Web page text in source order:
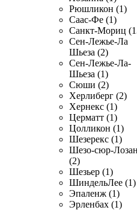
Рюшликон (1)
Саас-Фе (1)
Санкт-Мориц
Сен-Лежье-Ла
Шьеза (2)
Сен-Лежье-Ла-
Шьеза (1)
Сюши (2)
Херлиберг (2)
Хернекс (1)
Церматт (1)
Цолликон (1)
Шезерекс (1)
Шезо-сюр-
(2)
Шезьер (1)
ШиндельЛее (1)
Эпаленж (1)
Эрленбах (1)